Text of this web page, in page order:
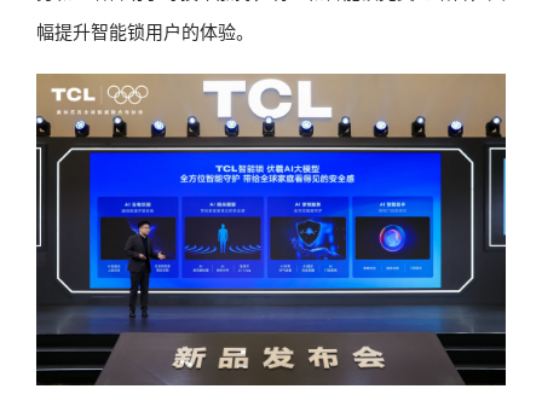
幅提升智能锁用户的体验。